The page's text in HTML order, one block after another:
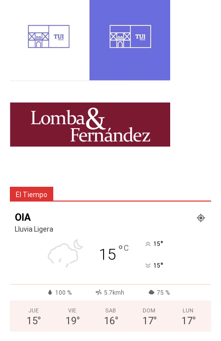
El Tiempo
OIA
Lluvia Ligera
15 °C 15°
15°
100 % 5.7kmh 75 %
JUE
15°
VIE
19°
SAB
16°
DOM
17°
LUN
17°